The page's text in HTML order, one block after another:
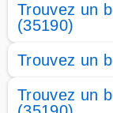
Trouvez un
(35190)
Trouvez un
Trouvez un